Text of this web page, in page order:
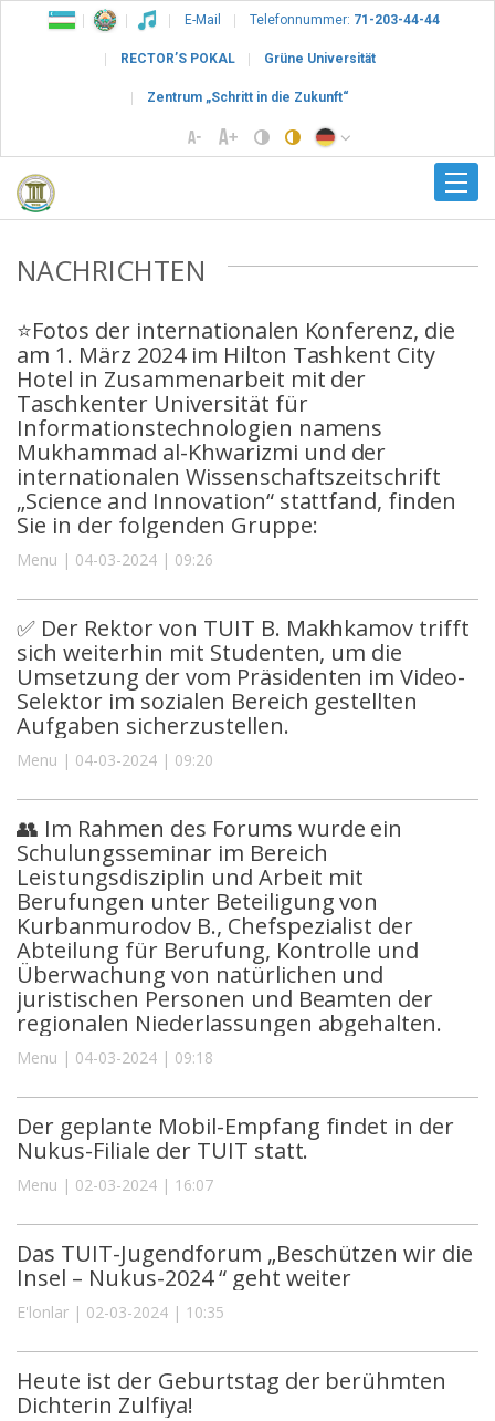
E-Mail Telefonnummer: 71-203-44-44
RECTOR’S POKAL Grüne Universität
Zentrum „Schritt in die Zukunft“
NACHRICHTEN
⭐️Fotos der internationalen Konferenz, die
am 1. März 2024 im Hilton Tashkent City
Hotel in Zusammenarbeit mit der
Taschkenter Universität für
Informationstechnologien namens
Mukhammad al-Khwarizmi und der
internationalen Wissenschaftszeitschrift
„Science and Innovation“ stattfand, finden
Sie in der folgenden Gruppe:
Menu | 04-03-2024 | 09:26
✅ Der Rektor von TUIT B. Makhkamov trifft
sich weiterhin mit Studenten, um die
Umsetzung der vom Präsidenten im Video-
Selektor im sozialen Bereich gestellten
Aufgaben sicherzustellen.
Menu | 04-03-2024 | 09:20
👥 Im Rahmen des Forums wurde ein
Schulungsseminar im Bereich
Leistungsdisziplin und Arbeit mit
Berufungen unter Beteiligung von
Kurbanmurodov B., Chefspezialist der
Abteilung für Berufung, Kontrolle und
Überwachung von natürlichen und
juristischen Personen und Beamten der
regionalen Niederlassungen abgehalten.
Menu | 04-03-2024 | 09:18
Der geplante Mobil-Empfang findet in der
Nukus-Filiale der TUIT statt.
Menu | 02-03-2024 | 16:07
Das TUIT-Jugendforum „Beschützen wir die
Insel – Nukus-2024 “ geht weiter
E'lonlar | 02-03-2024 | 10:35
Heute ist der Geburtstag der berühmten
Dichterin Zulfiya!